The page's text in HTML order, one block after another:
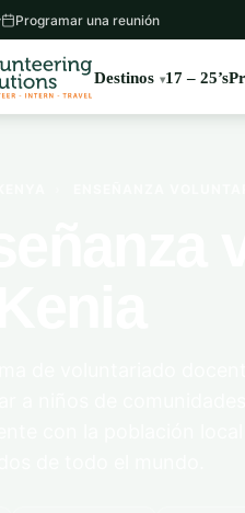
Programar una reunión
Destinos 17 – 25’s